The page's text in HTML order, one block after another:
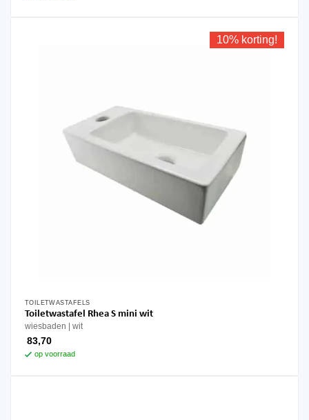
productpagina
10% korting!
TOILETWASTAFELS
Toiletwastafel Rhea S mini wit
wiesbaden wit
83,70
op voorraad
Dit
product
meerdere